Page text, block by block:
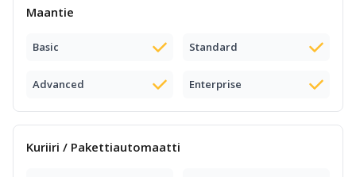
Maantie
Basic Standard
Advanced Enterprise
Kuriiri / Pakettiautomaatti